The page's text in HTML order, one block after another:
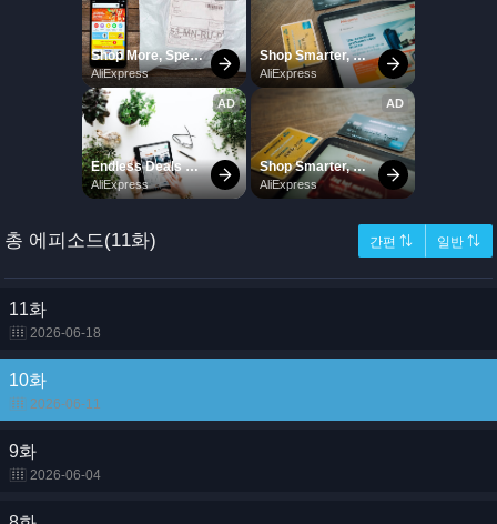
총 에피소드(11화) 간편 ⇅ 일반 ⇅
11화
2026-06-18
10화
2026-06-11
9화
2026-06-04